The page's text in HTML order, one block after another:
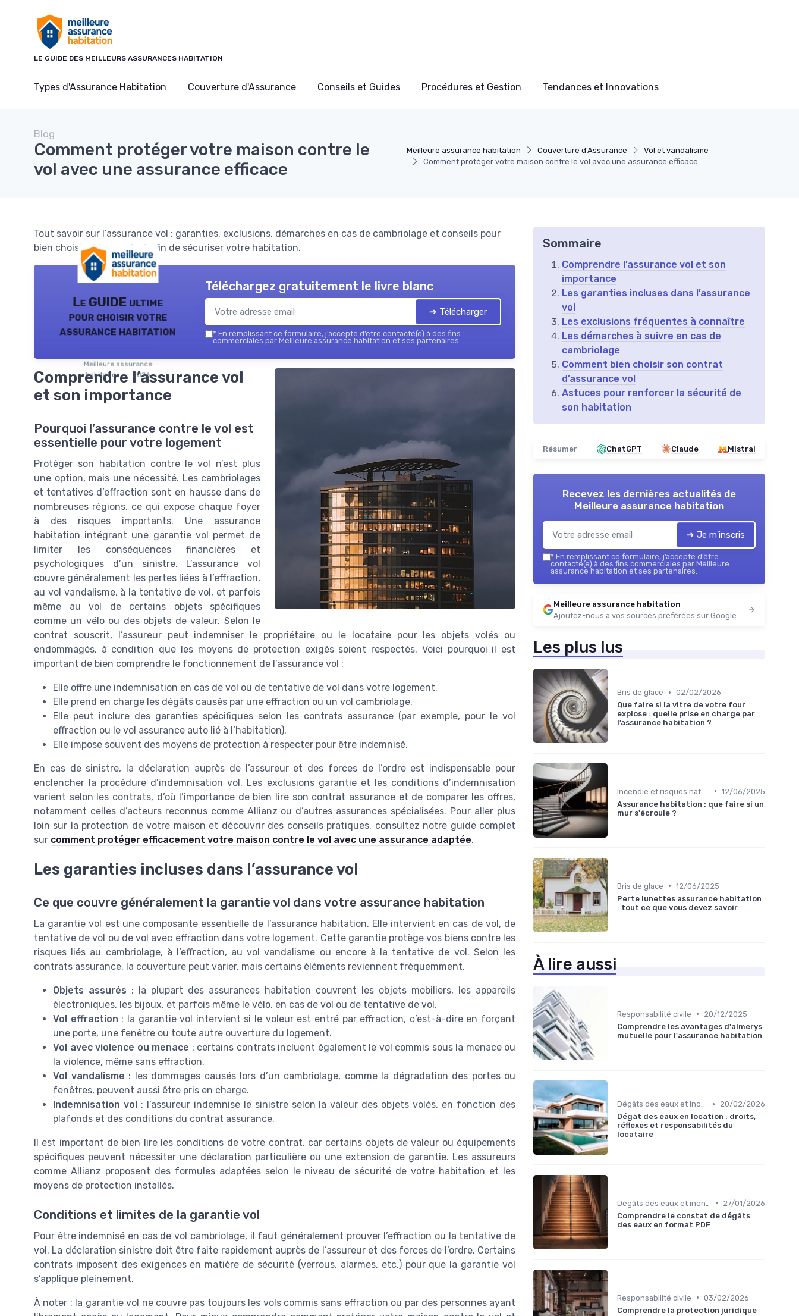
LE GUIDE DES MEILLEURS ASSURANCES HABITATION
Types d'Assurance Habitation Couverture d'Assurance Conseils et Guides Procédures et Gestion Tendances et Innovations
Meilleure assurance habitation Couverture d'Assurance
Vol et vandalisme
Comment protéger votre maison contre le vol avec une assurance efficace
Blog
Comment protéger votre maison contre le
vol avec une assurance efficace
Tout savoir sur l’assurance vol : garanties, exclusions, démarches en cas de cambriolage et conseils pour
bien choisir votre contrat afin de sécuriser votre habitation.
Le GUIDE ultime
pour choisir votre
assurance habitation
Meilleure assurance
habitation — 2026
Téléchargez gratuitement le livre blanc
➔ Télécharger
* En remplissant ce formulaire, j’accepte d’être contacté(e) à des fins
commerciales par Meilleure assurance habitation et ses partenaires.
Comprendre l’assurance vol
et son importance
Pourquoi l’assurance contre le vol est
essentielle pour votre logement
Protéger son habitation contre le vol n’est plus
une option, mais une nécessité. Les cambriolages
et tentatives d’effraction sont en hausse dans de
nombreuses régions, ce qui expose chaque foyer
à des risques importants. Une assurance
habitation intégrant une garantie vol permet de
limiter les conséquences financières et
psychologiques d’un sinistre. L’assurance vol
couvre généralement les pertes liées à l’effraction,
au vol vandalisme, à la tentative de vol, et parfois
même au vol de certains objets spécifiques
comme un vélo ou des objets de valeur. Selon le
contrat souscrit, l’assureur peut indemniser le propriétaire ou le locataire pour les objets volés ou
endommagés, à condition que les moyens de protection exigés soient respectés. Voici pourquoi il est
important de bien comprendre le fonctionnement de l’assurance vol :
Elle offre une indemnisation en cas de vol ou de tentative de vol dans votre logement.
Elle prend en charge les dégâts causés par une effraction ou un vol cambriolage.
Elle peut inclure des garanties spécifiques selon les contrats assurance (par exemple, pour le vol
effraction ou le vol assurance auto lié à l’habitation).
Elle impose souvent des moyens de protection à respecter pour être indemnisé.
En cas de sinistre, la déclaration auprès de l’assureur et des forces de l’ordre est indispensable pour
enclencher la procédure d’indemnisation vol. Les exclusions garantie et les conditions d’indemnisation
varient selon les contrats, d’où l’importance de bien lire son contrat assurance et de comparer les offres,
notamment celles d’acteurs reconnus comme Allianz ou d’autres assurances spécialisées. Pour aller plus
loin sur la protection de votre maison et découvrir des conseils pratiques, consultez notre guide complet
sur comment protéger efficacement votre maison contre le vol avec une assurance adaptée.
Les garanties incluses dans l’assurance vol
Ce que couvre généralement la garantie vol dans votre assurance habitation
La garantie vol est une composante essentielle de l’assurance habitation. Elle intervient en cas de vol, de
tentative de vol ou de vol avec effraction dans votre logement. Cette garantie protège vos biens contre les
risques liés au cambriolage, à l’effraction, au vol vandalisme ou encore à la tentative de vol. Selon les
contrats assurance, la couverture peut varier, mais certains éléments reviennent fréquemment.
Objets assurés : la plupart des assurances habitation couvrent les objets mobiliers, les appareils
électroniques, les bijoux, et parfois même le vélo, en cas de vol ou de tentative de vol.
Vol effraction : la garantie vol intervient si le voleur est entré par effraction, c’est-à-dire en forçant
une porte, une fenêtre ou toute autre ouverture du logement.
Vol avec violence ou menace : certains contrats incluent également le vol commis sous la menace ou
la violence, même sans effraction.
Vol vandalisme : les dommages causés lors d’un cambriolage, comme la dégradation des portes ou
fenêtres, peuvent aussi être pris en charge.
Indemnisation vol
: l’assureur indemnise le sinistre selon la valeur des objets volés, en fonction des
plafonds et des conditions du contrat assurance.
Il est important de bien lire les conditions de votre contrat, car certains objets de valeur ou équipements
spécifiques peuvent nécessiter une déclaration particulière ou une extension de garantie. Les assureurs
comme Allianz proposent des formules adaptées selon le niveau de sécurité de votre habitation et les
moyens de protection installés.
Conditions et limites de la garantie vol
Pour être indemnisé en cas de vol cambriolage, il faut généralement prouver l’effraction ou la tentative de
vol. La déclaration sinistre doit être faite rapidement auprès de l’assureur et des forces de l’ordre. Certains
contrats imposent des exigences en matière de sécurité (verrous, alarmes, etc.) pour que la garantie vol
s’applique pleinement.
À noter : la garantie vol ne couvre pas toujours les vols commis sans effraction ou par des personnes ayant
Sommaire
Comprendre l’assurance vol et son
importance
Les garanties incluses dans l’assurance
vol
Les exclusions fréquentes à connaître
Les démarches à suivre en cas de
cambriolage
Comment bien choisir son contrat
d’assurance vol
Astuces pour renforcer la sécurité de
son habitation
Résumer ChatGPT Claude Mistral
Recevez les dernières actualités de
Meilleure assurance habitation
➔ Je m'inscris
* En remplissant ce formulaire, j’accepte d’être
contacté(e) à des fins commerciales par Meilleure
assurance habitation et ses partenaires.
Meilleure assurance habitation
Ajoutez-nous à vos sources préférées sur Google
Les plus lus
Bris de glace • 02/02/2026
Que faire si la vitre de votre four
explose : quelle prise en charge par
l’assurance habitation ?
• 12/06/2025
Assurance habitation : que faire si un
mur s'écroule ?
Bris de glace • 12/06/2025
Perte lunettes assurance habitation
: tout ce que vous devez savoir
À lire aussi
Responsabilité civile •
20/12/2025
Comprendre les avantages d'almerys
mutuelle pour l'assurance habitation
Dégâts des eaux et inondations •
20/02/2026
Dégât des eaux en location : droits,
réflexes et responsabilités du
locataire
•
27/01/2026
Comprendre le constat de dégâts
des eaux en format PDF
Responsabilité civile • 03/02/2026
Comprendre la protection juridique